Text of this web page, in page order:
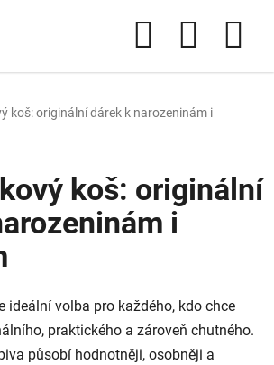
Hledat
NÁKUPNÍ
koš: originální dárek k narozeninám i
koš: originální
i
ideální volba pro každého, kdo chce
praktického a zároveň chutného.
působí hodnotněji, osobněji a